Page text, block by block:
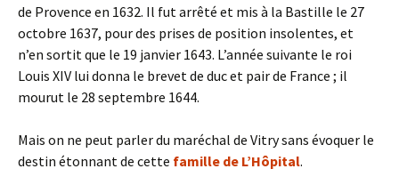
de Provence en 1632. Il fut arrêté et mis à la Bastille le 27
octobre 1637, pour des prises de position insolentes, et
n’en sortit que le 19 janvier 1643. L’année suivante le roi
Louis XIV lui donna le brevet de duc et pair de France ; il
mourut le 28 septembre 1644.
Mais on ne peut parler du maréchal de Vitry sans évoquer le
destin étonnant de cette famille de L’Hôpital.